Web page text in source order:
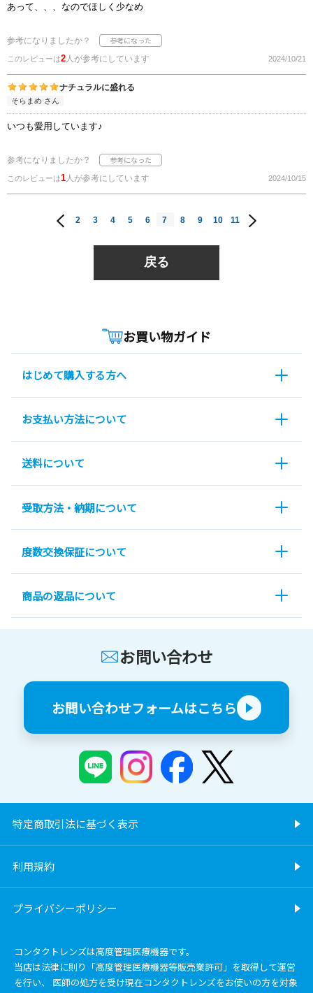
あって、、、なのでほしく少なめ
参考になりましたか？
このレビューは2人が参考にしています 2024/10/21
ナチュラルに盛れる
そらまめ さん
いつも愛用しています♪
参考になりましたか？
このレビューは1人が参考にしています 2024/10/15
2 3 4 5 6 7 8 9 10 11
戻る
お買い物ガイド
はじめて購入する方へ
お支払い方法について
送料について
受取方法・納期について
度数交換保証について
商品の返品について
お問い合わせ
お問い合わせフォームはこちら
特定商取引法に基づく表示
利用規約
プライバシーポリシー
コンタクトレンズは高度管理医療機器です。
当店は法律に則り「高度管理医療機器等販売業許可」を取得して運営
を行い、 医師の処方を受け現在コンタクトレンズをお使いの方を対象